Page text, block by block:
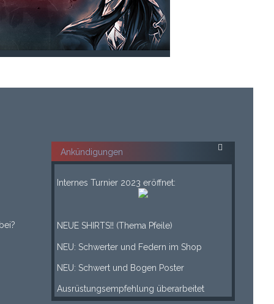
Ankündigungen
Internes Turnier 2023 eröffnet:
NEUE SHIRTS!! (Thema Pfeile)
NEU: Schwerter und Federn im Shop
NEU: Schwert und Bogen Poster
Ausrüstungsempfehlung überarbeitet